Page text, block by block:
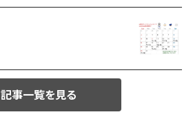
記事一覧を見る